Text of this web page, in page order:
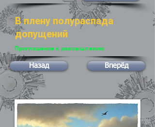
В плену полураспада
допущений
Приглашение к размышлению
Назад Вперёд